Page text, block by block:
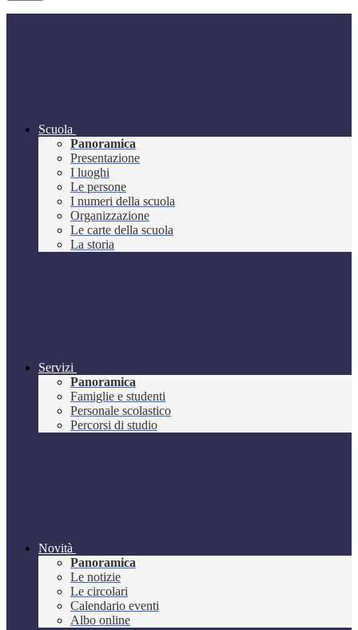
Scuola
Panoramica
Presentazione
I luoghi
Le persone
I numeri della scuola
Organizzazione
Le carte della scuola
La storia
Servizi
Panoramica
Famiglie e studenti
Personale scolastico
Percorsi di studio
Novità
Panoramica
Le notizie
Le circolari
Calendario eventi
Albo online